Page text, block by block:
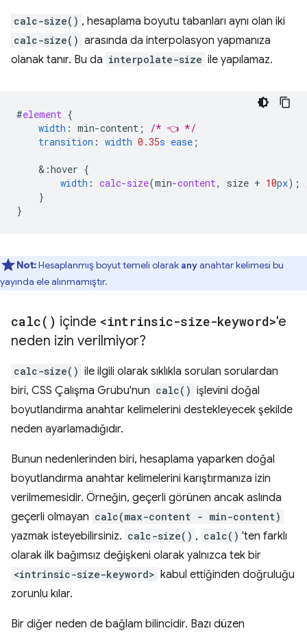
calc-size() , hesaplama boyutu tabanları aynı olan iki
calc-size() arasında da interpolasyon yapmanıza
olanak tanır. Bu da interpolate-size ile yapılamaz.
#element {
width : min-content ;
/* 👈 */
transition : width 0.35s ease ;
& :hover {
width : calc-size(min-content, size + 10px);
}
}
Not:Hesaplanmış boyut temeli olarak anyanahtar kelimesi bu
yayında ele alınmamıştır.
calc( ) içinde <intrinsic-size-keyword>'e
neden izin verilmiyor?
calc-size() ile ilgili olarak sıklıkla sorulan sorulardan
biri, CSS Çalışma Grubu'nun calc() işlevini doğal
boyutlandırma anahtar kelimelerini destekleyecek şekilde
neden ayarlamadığıdır.
Bunun nedenlerinden biri, hesaplama yaparken doğal
boyutlandırma anahtar kelimelerini karıştırmanıza izin
verilmemesidir. Örneğin, geçerli görünen ancak aslında
geçerli olmayan calc(max-content - min-content)
yazmak isteyebilirsiniz. calc-size() , calc() 'ten farklı
olarak ilk bağımsız değişkeni olarak yalnızca tek bir
<intrinsic-size-keyword> kabul ettiğinden doğruluğu
zorunlu kılar.
Bir diğer neden de bağlam bilincidir. Bazı düzen